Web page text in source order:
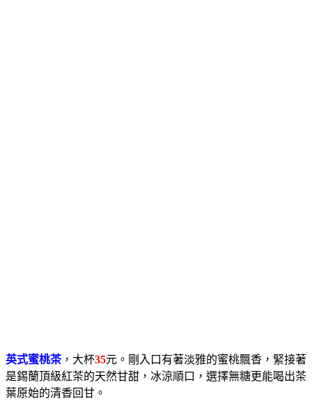
英式蜜桃茶，大杯35元。剛入口有著淡雅的蜜桃飄香，緊接著
是錫蘭頂級紅茶的天然甘甜，冰涼順口，選擇無糖更能喝出茶
葉原始的清香回甘。